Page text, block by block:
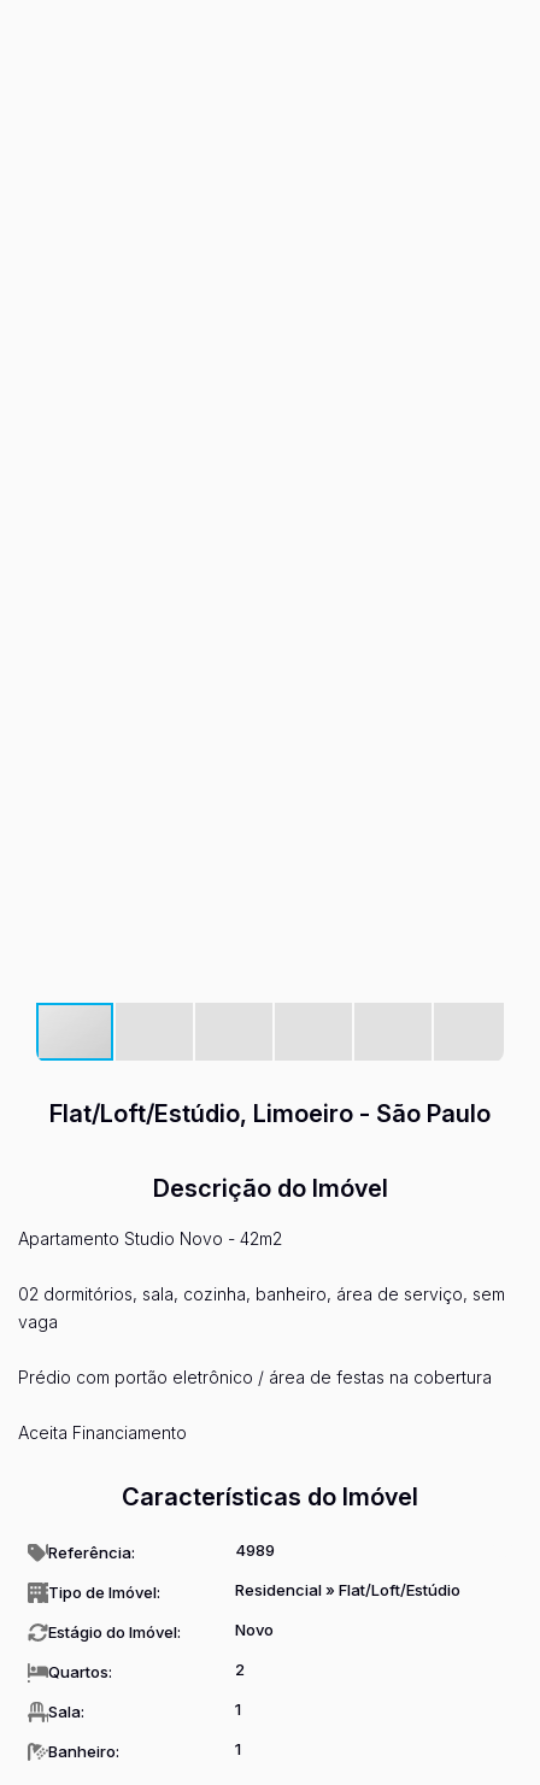
Flat/Loft/Estúdio, Limoeiro - São Paulo
Descrição do Imóvel
Apartamento Studio Novo - 42m2
02 dormitórios, sala, cozinha, banheiro, área de serviço, sem
vaga
Prédio com portão eletrônico / área de festas na cobertura
Aceita Financiamento
Características do Imóvel
Referência: 4989
Tipo de Imóvel: Residencial» Flat/Loft/Estúdio
Estágio do Imóvel: Novo
Quartos: 2
Sala: 1
Banheiro: 1